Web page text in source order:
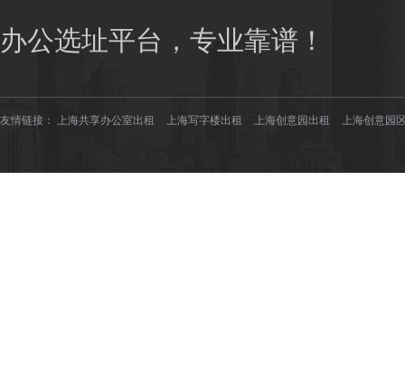
办公选址平台，专业靠谱！
友情链接： 上海共享办公室出租 上海写字楼出租 上海创意园出租 上海创意园